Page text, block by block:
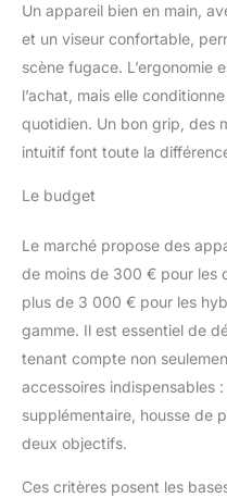
Un appareil bien en main,
et un viseur confortable,
scène fugace. L’ergonomie
l’achat, mais elle
quotidien. Un bon grip, des
intuitif font toute la
Le budget
Le marché propose des
de moins de 300 € pour les
plus de 3 000 € pour les
gamme. Il est essentiel de
tenant compte non
accessoires indispensables
supplémentaire, housse de
deux objectifs.
Ces critères posent les